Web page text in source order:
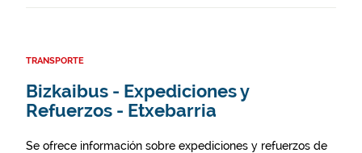
TRANSPORTE
Bizkaibus - Expediciones y
Refuerzos - Etxebarria
Se ofrece información sobre expediciones y refuerzos de